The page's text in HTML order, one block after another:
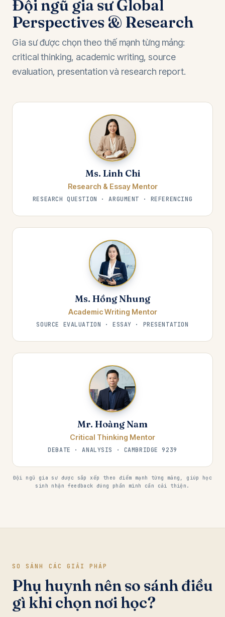
Đội ngũ gia sư Global
Perspectives & Research
Gia sư được chọn theo thế mạnh từng mảng:
critical thinking, academic writing, source
evaluation, presentation và research report.
Ms. Linh Chi
Research & Essay Mentor
RESEARCH QUESTION · ARGUMENT · REFERENCING
Ms. Hồng Nhung
Academic Writing Mentor
SOURCE EVALUATION · ESSAY · PRESENTATION
Mr. Hoàng Nam
Critical Thinking Mentor
DEBATE · ANALYSIS · CAMBRIDGE 9239
Đội ngũ gia sư được sắp xếp theo điểm mạnh từng mảng, giúp học
sinh nhận feedback đúng phần mình cần cải thiện.
SO SÁNH CÁC GIẢI PHÁP
Phụ huynh nên so sánh điều
gì khi chọn nơi học?